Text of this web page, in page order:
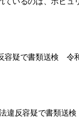
容疑で書類送検
令
違反容疑で書類送検